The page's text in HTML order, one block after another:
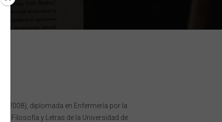
(2008), diplomada en Enfermería por la
Filosofía y Letras de la Universidad de